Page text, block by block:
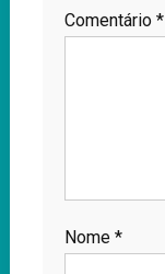
Comentário *
Nome *